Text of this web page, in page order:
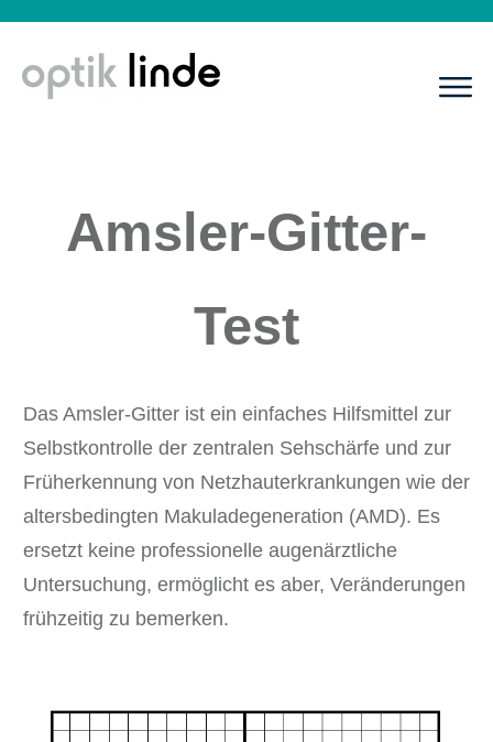
Amsler-Gitter-
Test
Das Amsler-Gitter ist ein einfaches Hilfsmittel zur
Selbstkontrolle der zentralen Sehschärfe und zur
Früherkennung von Netzhauterkrankungen wie der
altersbedingten Makuladegeneration (AMD). Es
ersetzt keine professionelle augenärztliche
Untersuchung, ermöglicht es aber, Veränderungen
frühzeitig zu bemerken.